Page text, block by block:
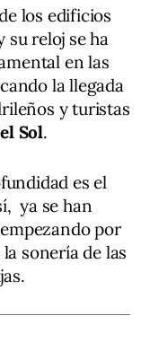
los edificios
reloj se ha
en las
la llegada
y turistas
Sol.
es el
ya se han
por
sonería de las